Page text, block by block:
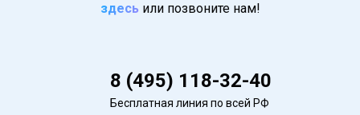
здесь или позвоните нам!
8 (495) 118-32-40
Бесплатная линия по всей РФ